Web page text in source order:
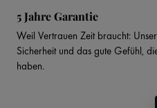
5 Jahre Garantie
Weil Vertrauen Zeit braucht:
Sicherheit und das gute Gefühl,
haben.